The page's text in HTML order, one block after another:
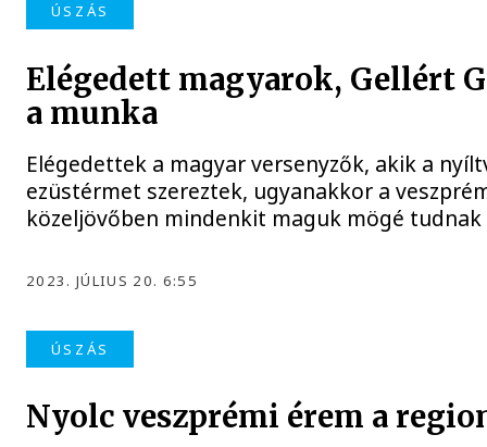
ÚSZÁS
Elégedett magyarok, Gellért
a munka
Elégedettek a magyar versenyzők, akik a
ezüstérmet szereztek, ugyanakkor a
közeljövőben mindenkit maguk mögé
2023. JÚLIUS 20. 6:55
ÚSZÁS
Nyolc veszprémi érem a